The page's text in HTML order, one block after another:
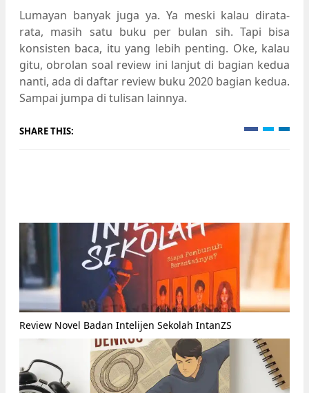
Lumayan banyak juga ya. Ya meski kalau dirata-
rata, masih satu buku per bulan sih. Tapi bisa
konsisten baca, itu yang lebih penting. Oke, kalau
gitu, obrolan soal review ini lanjut di bagian kedua
nanti, ada di daftar review buku 2020 bagian kedua.
Sampai jumpa di tulisan lainnya.
SHARE THIS:
Review Novel Badan Intelijen Sekolah IntanZS